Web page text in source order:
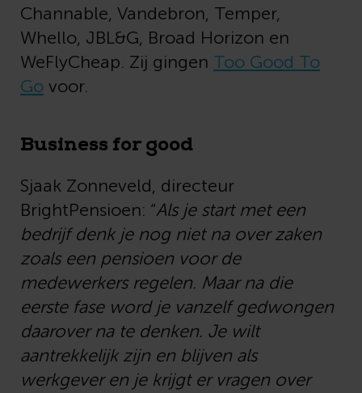
Channable, Vandebron, Temper,
Whello, JBL&G, Broad Horizon en
WeFlyCheap. Zij gingen Too Good To
Go voor.
Business for good
Sjaak Zonneveld, directeur
BrightPensioen: “Als je start met een
bedrijf denk je nog niet na over zaken
zoals een pensioen voor de
medewerkers regelen. Maar na die
eerste fase word je vanzelf gedwongen
daarover na te denken. Je wilt
aantrekkelijk zijn en blijven als
werkgever en je krijgt er vragen over